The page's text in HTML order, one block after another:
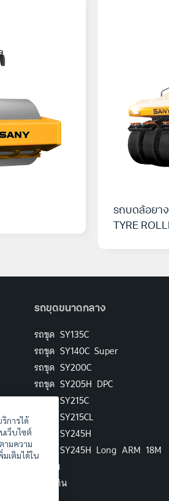
การได้
เว็บไซต์
ามความ
เติมได้ใน
รถบดล้อยาง
TYRE
รถขุดขนาดกลาง
รถขุด SY135C
รถขุด SY140C Super
รถขุด SY200C
รถขุด SY205H DPC
รถขุด SY215C
รถขุด SY215CL
รถขุด SY245H
รถขุด SY245H Long ARM 18M
แบคโฮ
รถขุดดิน